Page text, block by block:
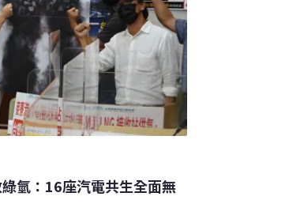
氫：16座汽電共生全面無